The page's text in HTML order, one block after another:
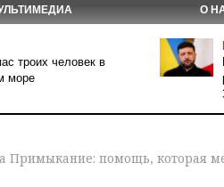
О
троих человек в
море
Примыкание: помощь, которая